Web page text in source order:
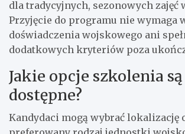
dla tradycyjnych, sezonowych zajęć
Przyjęcie do programu nie wymaga
doświadczenia wojskowego ani
dodatkowych kryteriów poza
Jakie opcje szkolenia są
dostępne?
Kandydaci mogą wybrać lokalizację